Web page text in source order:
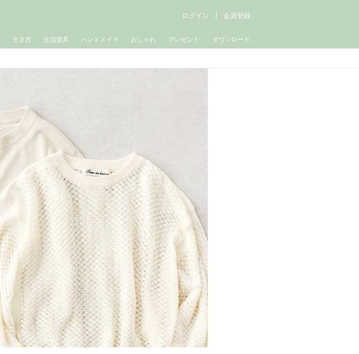
生き方 生活道具 ハンドメイド おしゃれ プレゼント ダウンロード
ログイン 会員登録